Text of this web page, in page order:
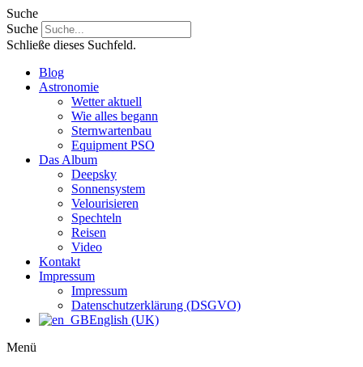
Suche
Suche
Schließe dieses Suchfeld.
Blog
Astronomie
Wetter aktuell
Wie alles begann
Sternwartenbau
Equipment PSO
Das Album
Deepsky
Sonnensystem
Velourisieren
Spechteln
Reisen
Video
Kontakt
Impressum
Impressum
Datenschutzerklärung (DSGVO)
English (UK)
Menü